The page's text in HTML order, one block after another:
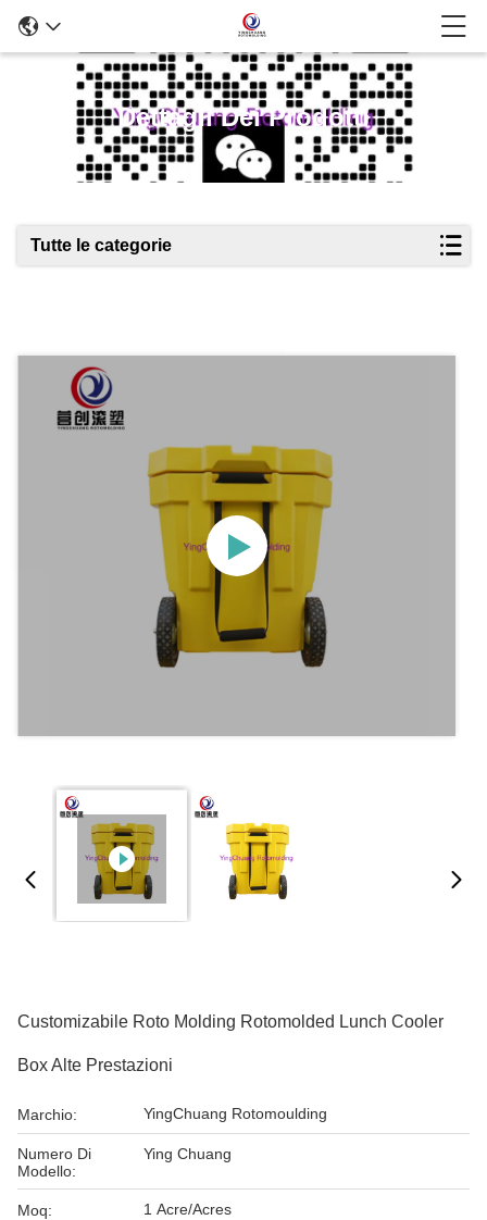
Dettagli Dei Prodotti
Tutte le categorie
Customizabile Roto Molding Rotomolded Lunch Cooler
Box Alte Prestazioni
Marchio: YingChuang Rotomoulding
Numero Di
Modello:
Ying Chuang
Moq: 1 Acre/Acres